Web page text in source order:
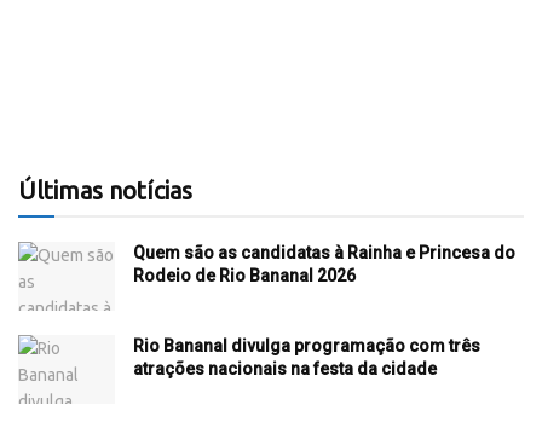
Últimas notícias
Quem são as candidatas à Rainha e Princesa do
Rodeio de Rio Bananal 2026
Rio Bananal divulga programação com três
atrações nacionais na festa da cidade